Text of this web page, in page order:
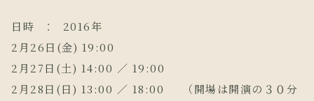
日時 ： 2016年
2月26日(金) 19:00
2月27日(土) 14:00 ／ 19:00
2月28日(日) 13:00 ／ 18:00 （開場は開演の３０分